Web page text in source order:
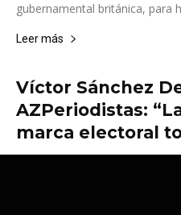
gubernamental británica, para
Leer más
Víctor Sánchez
AZPeriodistas:
marca electoral